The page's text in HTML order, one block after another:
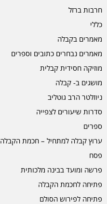
חרבות ברזל
כללי
מאמרים בקבלה
מאמרים נבחרים כתובים וספרים
מוזיקה חסידית קבלית
מושגים ב- קבלה
ניוזלטר הרב גוטליב
סדרות שיעורים לצפייה
ספרים
ערוץ קבלה למתחיל – חכמת הקבלה
פסח
פרשה ומועד בבינה מלכותית
פתיחה לחכמת הקבלה
פתיחה לפירוש הסולם